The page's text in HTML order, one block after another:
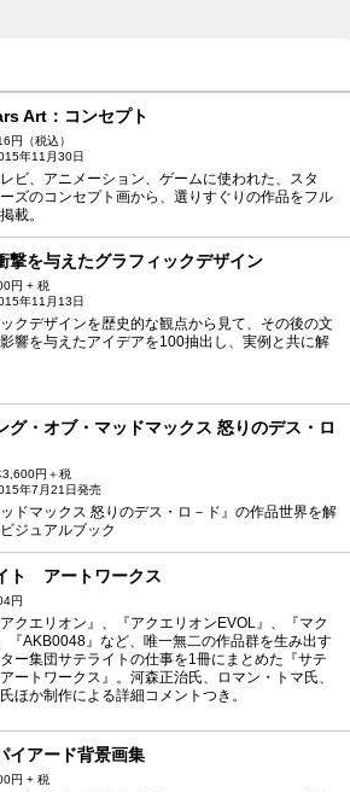
Art：コンセプト
円（税込）
年11月30日
ビ、アニメーション、ゲームに使われた、スタ
ズのコンセプト画から、選りすぐりの作品をフル
載。
撃を与えたグラフィックデザイン
円 + 税
年11月13日
クデザインを歴史的な観点から見て、その後の文
響を与えたアイデアを100抽出し、実例と共に解
グ・オブ・マッドマックス 怒りのデス・ロ
3,600円＋税
年7月21日発売
ドマックス 怒りのデス・ロ－ド』の作品世界を解
ジュアルブック
ト アートワークス
円
アクエリオン』、『アクエリオンEVOL』、『マク
『AKB0048』など、唯一無二の作品群を生み出す
ー集団サテライトの仕事を1冊にまとめた『サテ
ートワークス』。河森正治氏、ロマン・トマ氏、
ほか制作による詳細コメントつき。
イアード背景画集
円 + 税